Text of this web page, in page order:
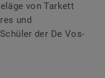
von Tarkett
und
der De Vos-